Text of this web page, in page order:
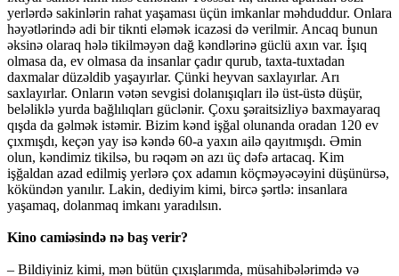
yerlərdə sakinlərin rahat yaşaması üçün imkanlar məhduddur. Onlara
həyətlərində adi bir tiknti eləmək icazəsi də verilmir. Ancaq bunun
əksinə olaraq hələ tikilməyən dağ kəndlərinə güclü axın var. İşıq
olmasa da, ev olmasa da insanlar çadır qurub, taxta-tuxtadan
daxmalar düzəldib yaşayırlar. Çünki heyvan saxlayırlar. Arı
saxlayırlar. Onların vətən sevgisi dolanışıqları ilə üst-üstə düşür,
beləliklə yurda bağlılıqları güclənir. Çoxu şəraitsizliyə baxmayaraq
qışda da gəlmək istəmir. Bizim kənd işğal olunanda oradan 120 ev
çıxmışdı, keçən yay isə kəndə 60-a yaxın ailə qayıtmışdı. Əmin
olun, kəndimiz tikilsə, bu rəqəm ən azı üç dəfə artacaq. Kim
işğaldan azad edilmiş yerlərə çox adamın köçməyəcəyini düşünürsə,
kökündən yanılır. Lakin, dediyim kimi, bircə şərtlə: insanlara
yaşamaq, dolanmaq imkanı yaradılsın.
Kino camiəsində nə baş verir?
– Bildiyiniz kimi, mən bütün çıxışlarımda, müsahibələrimdə və